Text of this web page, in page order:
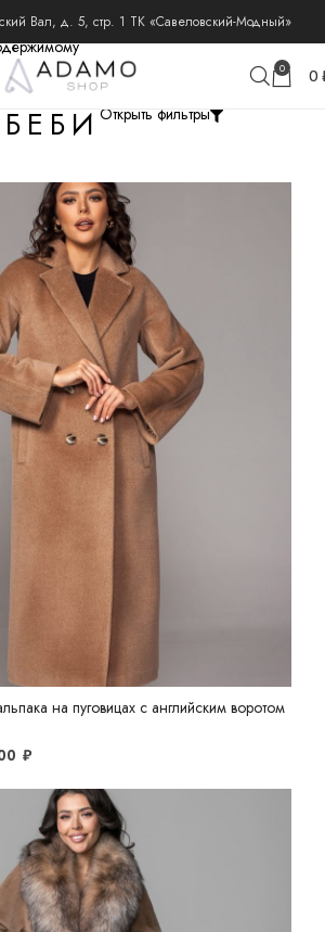
Вал, д. 5, стр. 1 ТК «Савеловский-Модный»
0 0
Открыть фильтры
на пуговицах с английским воротом
₽